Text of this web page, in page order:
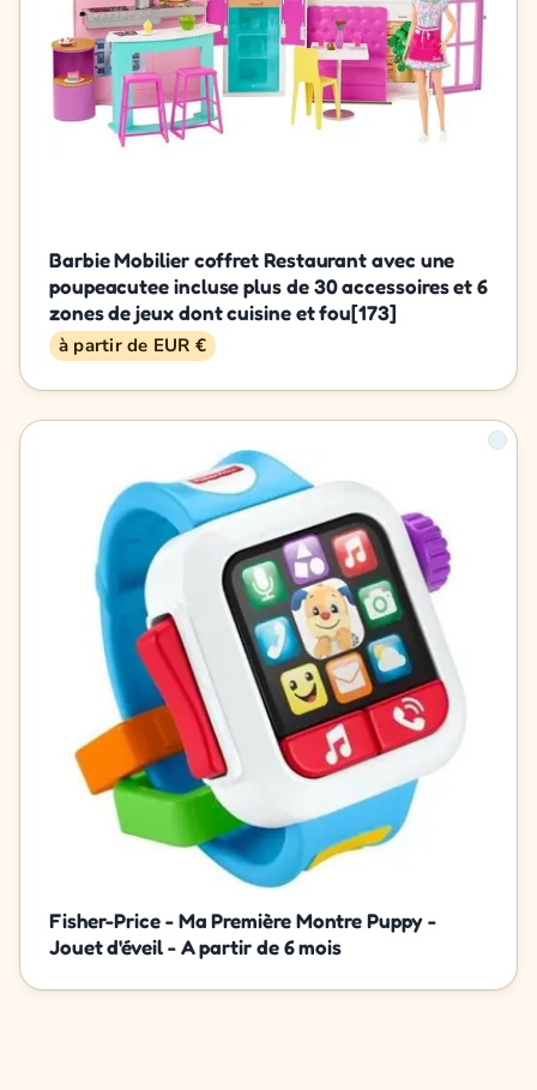
Barbie Mobilier coffret Restaurant avec une
poupeacutee incluse plus de 30 accessoires et 6
zones de jeux dont cuisine et fou[173]
à partir de EUR €
Fisher-Price - Ma Première Montre Puppy -
Jouet d'éveil - A partir de 6 mois